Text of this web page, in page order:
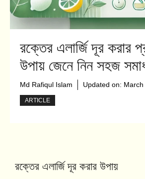
রক্তের এলার্জি দূর করার
উপায় জেনে নিন সহজ
Md Rafiqul Islam Updated on:
ARTICLE
রক্তের এলার্জি দূর করার উপায়